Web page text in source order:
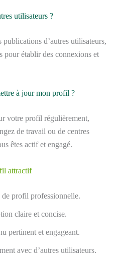
utilisateurs ?
d’autres utilisateurs,
pour établir des connexions et
à jour mon profil ?
votre profil régulièrement,
de travail ou de centres
êtes actif et engagé.
attractif
profil professionnelle.
claire et concise.
pertinent et engageant.
avec d’autres utilisateurs.